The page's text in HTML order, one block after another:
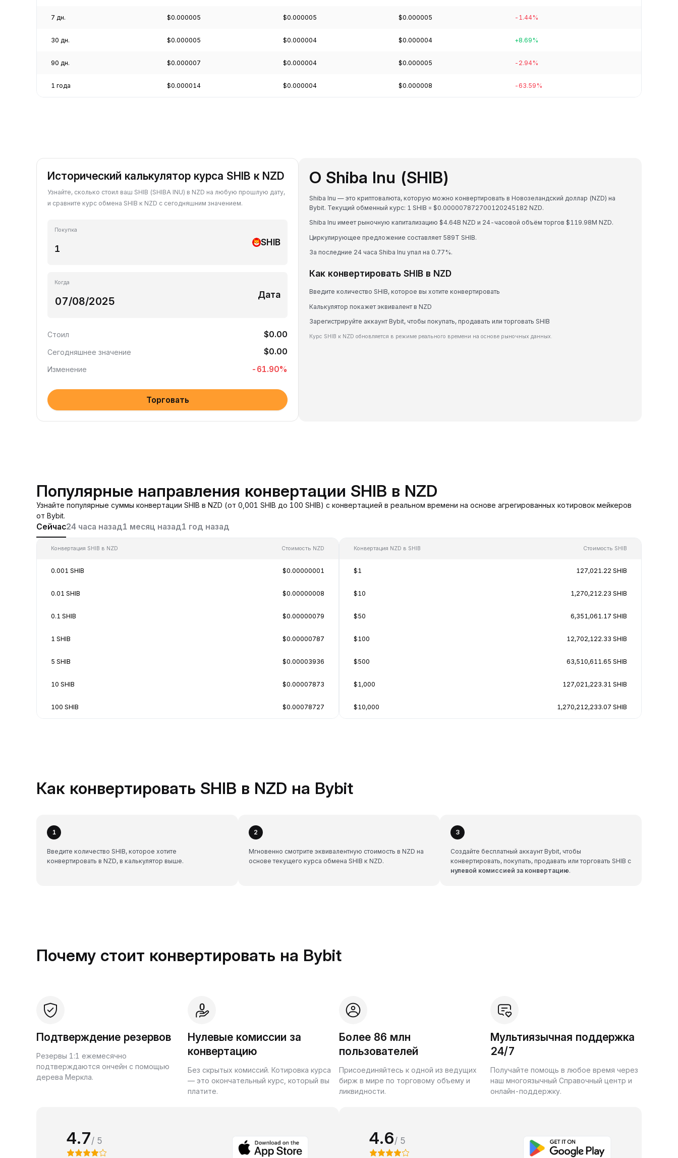
7 дн. $0.000005 $0.000005 $0.000005 -1.44%
30 дн. $0.000005 $0.000004 $0.000004 +8.69%
90 дн. $0.000007 $0.000004 $0.000005 -2.94%
1 года $0.000014 $0.000004 $0.000008 -63.59%
Исторический калькулятор курса SHIB к NZD
Узнайте, сколько стоил ваш SHIB (SHIBA INU) в NZD на любую прошлую дату,
и сравните курс обмена SHIB к NZD с сегодняшним значением.
Покупка
SHIB
Когда
Дата
Стоил $0.00
Сегодняшнее значение $0.00
Изменение -61.90%
Торговать
О Shiba Inu (SHIB)
Shiba Inu — это криптовалюта, которую можно конвертировать в Новозеландский доллар (NZD) на
Bybit. Текущий обменный курс: 1 SHIB = $0.000007872700120245182 NZD.
Shiba Inu имеет рыночную капитализацию $4.64B NZD и 24-часовой объём торгов $119.98M NZD.
Циркулирующее предложение составляет 589T SHIB.
За последние 24 часа Shiba Inu упал на 0.77%.
Как конвертировать SHIB в NZD
Введите количество SHIB, которое вы хотите конвертировать
Калькулятор покажет эквивалент в NZD
Зарегистрируйте аккаунт Bybit, чтобы покупать, продавать или торговать SHIB
Курс SHIB к NZD обновляется в режиме реального времени на основе рыночных данных.
Популярные направления конвертации SHIB в NZD
Узнайте популярные суммы конвертации SHIB в NZD (от 0,001 SHIB до 100 SHIB) с конвертацией в реальном времени на основе агрегированных котировок мейкеров
от Bybit.
Сейчас24 часа назад1 месяц назад1 год назад
Конвертация SHIB в NZD Стоимость NZD
0.001 SHIB $0.00000001
0.01 SHIB $0.00000008
0.1 SHIB $0.00000079
1 SHIB $0.00000787
5 SHIB $0.00003936
10 SHIB $0.00007873
100 SHIB $0.00078727
Конвертация NZD в SHIB Стоимость SHIB
$1 127,021.22 SHIB
$10 1,270,212.23 SHIB
$50 6,351,061.17 SHIB
$100 12,702,122.33 SHIB
$500 63,510,611.65 SHIB
$1,000 127,021,223.31 SHIB
$10,000 1,270,212,233.07 SHIB
Как конвертировать SHIB в NZD на Bybit
1
Введите количество SHIB, которое хотите
конвертировать в NZD, в калькулятор выше.
2
Мгновенно смотрите эквивалентную стоимость в NZD на
основе текущего курса обмена SHIB к NZD.
3
Создайте бесплатный аккаунт Bybit, чтобы
конвертировать, покупать, продавать или торговать SHIB с
нулевой комиссией за конвертацию.
Почему стоит конвертировать на Bybit
Подтверждение резервов
Резервы 1:1 ежемесячно
подтверждаются ончейн с помощью
дерева Меркла.
Нулевые комиссии за
конвертацию
Без скрытых комиссий. Котировка курса
— это окончательный курс, который вы
платите.
Более 86 млн
пользователей
Присоединяйтесь к одной из ведущих
бирж в мире по торговому объему и
ликвидности.
Мультиязычная поддержка
24/7
Получайте помощь в любое время через
наш многоязычный Справочный центр и
онлайн-поддержку.
4.7/ 5 4.6/ 5